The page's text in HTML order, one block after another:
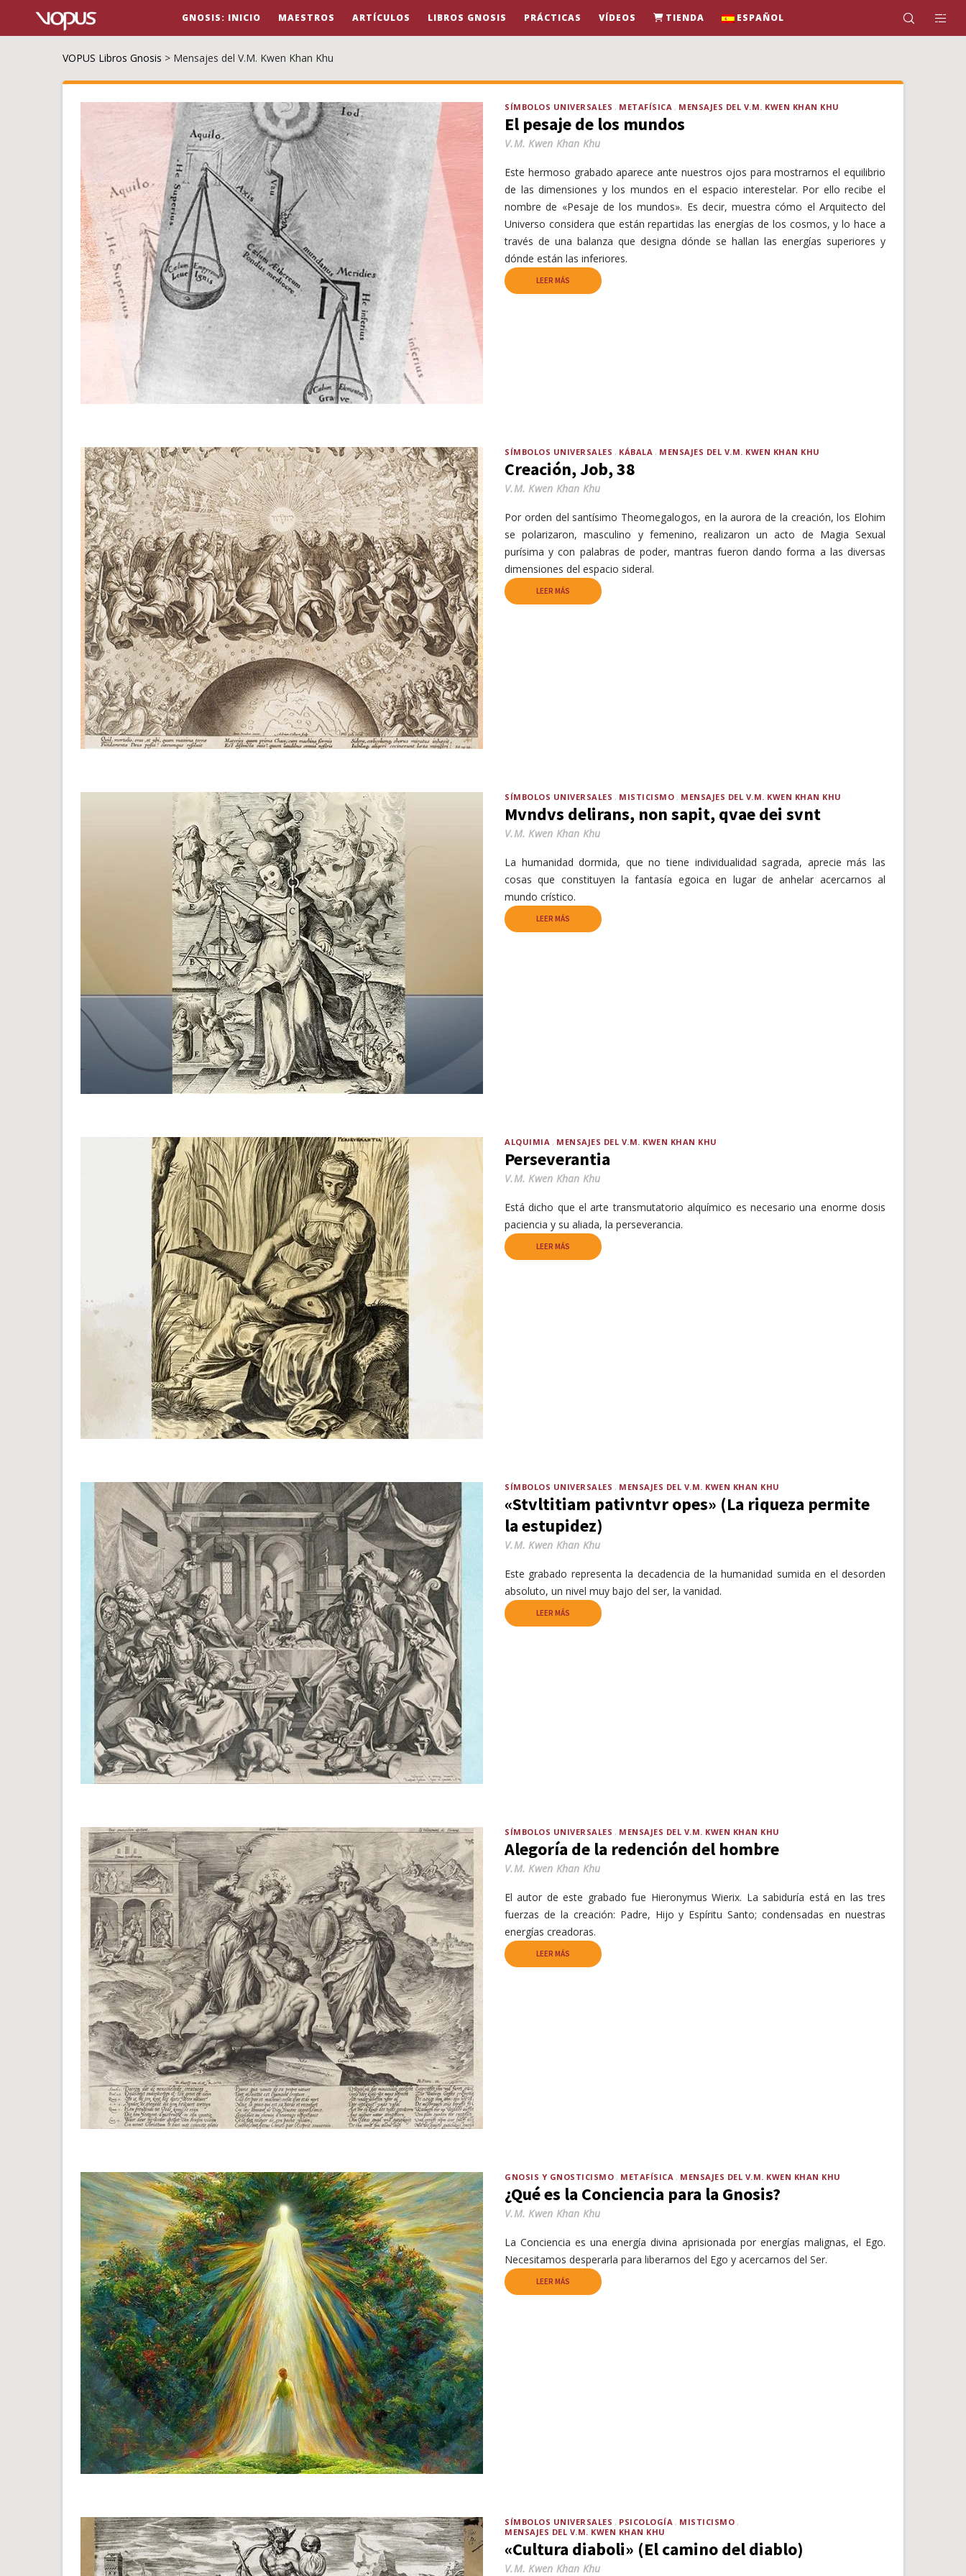
GNOSIS: INICIO MAESTROS ARTÍCULOS LIBROS GNOSIS PRÁCTICAS VÍDEOS TIENDA ESPAÑOL
VOPUS Libros Gnosis > Mensajes del V.M. Kwen Khan Khu
SÍMBOLOS UNIVERSALES METAFÍSICA MENSAJES DEL V.M. KWEN KHAN KHU
El pesaje de los mundos
V.M. Kwen Khan Khu
Este hermoso grabado aparece ante nuestros ojos para mostrarnos el equilibrio
de las dimensiones y los mundos en el espacio interestelar. Por ello recibe el
nombre de «Pesaje de los mundos». Es decir, muestra cómo el Arquitecto del
Universo considera que están repartidas las energías de los cosmos, y lo hace a
través de una balanza que designa dónde se hallan las energías superiores y
dónde están las inferiores.
LEER MÁS
SÍMBOLOS UNIVERSALES KÁBALA MENSAJES DEL V.M. KWEN KHAN KHU
Creación, Job, 38
V.M. Kwen Khan Khu
Por orden del santísimo Theomegalogos, en la aurora de la creación, los Elohim
se polarizaron, masculino y femenino, realizaron un acto de Magia Sexual
purísima y con palabras de poder, mantras fueron dando forma a las diversas
dimensiones del espacio sideral.
LEER MÁS
SÍMBOLOS UNIVERSALES MISTICISMO MENSAJES DEL V.M. KWEN KHAN KHU
Mvndvs delirans, non sapit, qvae dei svnt
V.M. Kwen Khan Khu
La humanidad dormida, que no tiene individualidad sagrada, aprecie más las
cosas que constituyen la fantasía egoica en lugar de anhelar acercarnos al
mundo crístico.
LEER MÁS
ALQUIMIA MENSAJES DEL V.M. KWEN KHAN KHU
Perseverantia
V.M. Kwen Khan Khu
Está dicho que el arte transmutatorio alquímico es necesario una enorme dosis
paciencia y su aliada, la perseverancia.
LEER MÁS
SÍMBOLOS UNIVERSALES MENSAJES DEL V.M. KWEN KHAN KHU
«Stvltitiam pativntvr opes» (La riqueza permite
la estupidez)
V.M. Kwen Khan Khu
Este grabado representa la decadencia de la humanidad sumida en el desorden
absoluto, un nivel muy bajo del ser, la vanidad.
LEER MÁS
SÍMBOLOS UNIVERSALES MENSAJES DEL V.M. KWEN KHAN KHU
Alegoría de la redención del hombre
V.M. Kwen Khan Khu
El autor de este grabado fue Hieronymus Wierix. La sabiduría está en las tres
fuerzas de la creación: Padre, Hijo y Espíritu Santo; condensadas en nuestras
energías creadoras.
LEER MÁS
GNOSIS Y GNOSTICISMO METAFÍSICA MENSAJES DEL V.M. KWEN KHAN KHU
¿Qué es la Conciencia para la Gnosis?
V.M. Kwen Khan Khu
La Conciencia es una energía divina aprisionada por energías malignas, el Ego.
Necesitamos desperarla para liberarnos del Ego y acercarnos del Ser.
LEER MÁS
SÍMBOLOS UNIVERSALES PSICOLOGÍA
MISTICISMO
MENSAJES DEL V.M. KWEN KHAN KHU
«Cultura diaboli» (El camino del diablo)
V.M. Kwen Khan Khu